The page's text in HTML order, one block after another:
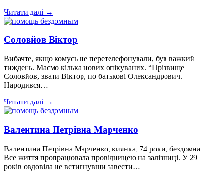
Читати далі →
Соловйов Віктор
Вибачте, якщо комусь не перетелефонували, був важкий
тиждень. Маємо кілька нових опікуваних. “Прізвище
Соловйов, звати Віктор, по батькові Олександрович.
Народився…
Читати далі →
Валентина Петрівна Марченко
Валентина Петрівна Марченко, киянка, 74 роки, бездомна.
Все життя пропрацювала провідницею на залізниці. У 29
років овдовіла не встигнувши завести…